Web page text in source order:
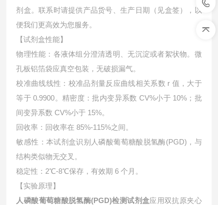
剂盒。联系时请提供产品货号、生产日期（见盒签），以
便我们更高效为您服务。
【试剂盒性能】
物理性能：各液体组分澄清透明、无沉淀或者絮状物。微
孔板铝箔袋应真空包装，无破损漏气。
校准曲线线性：校准品剂量反应曲线相关系数 r 值，大于
等于 0.9900。精密度：批内变异系数 CV%小于 10%；批
间变异系数 CV%小于 15%。
回收率：回收率在 85%-115%之间。
敏感性：本试剂盒识别人磷酸葡萄糖酸脱氢酶(PGD)，与
结构类似物无交叉。
稳定性：2℃-8℃保存，有效期 6 个月。
【实验原理】
人磷酸葡萄糖酸脱氢酶(PGD)检测试剂盒应用双抗原夹心